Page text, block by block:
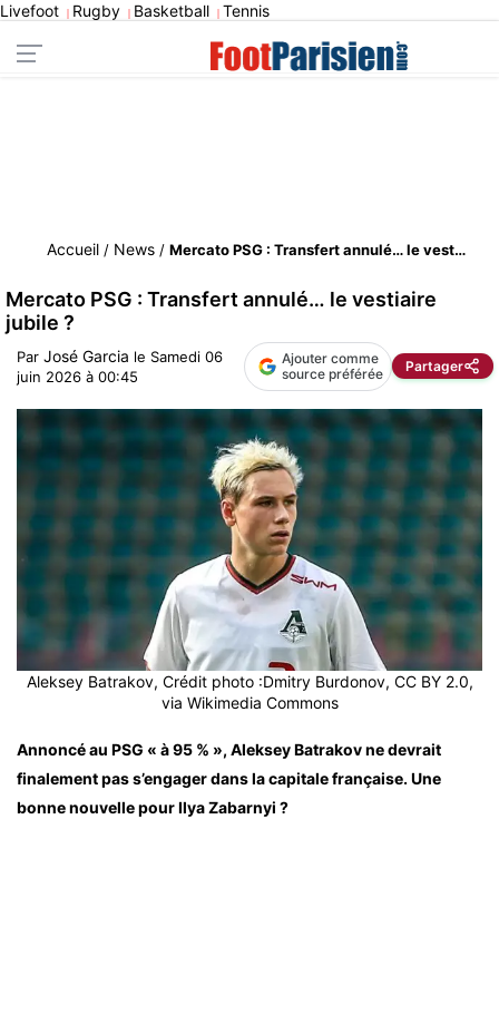
Livefoot | Rugby | Basketball | Tennis
Accueil / News / Mercato PSG : Transfert annulé… le vestiaire jubile ?
Mercato PSG : Transfert annulé… le vestiaire
jubile ?
Par José Garcia le Samedi 06
juin 2026 à 00:45
Ajouter comme
source préférée
Partager
Aleksey Batrakov, Crédit photo :Dmitry Burdonov, CC BY 2.0,
via Wikimedia Commons
Annoncé au PSG « à 95 % », Aleksey Batrakov ne devrait
finalement pas s’engager dans la capitale française. Une
bonne nouvelle pour Ilya Zabarnyi ?